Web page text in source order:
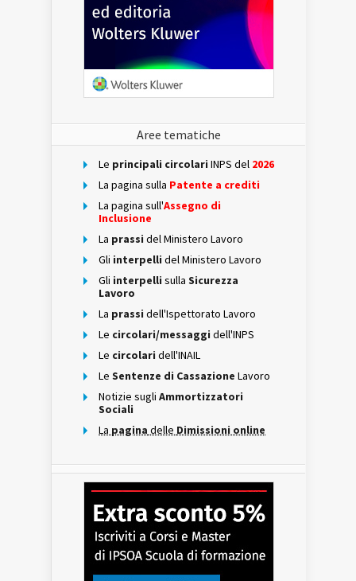
Aree tematiche
Le principali circolari INPS del 2026
La pagina sulla Patente a crediti
La pagina sull'Assegno di
Inclusione
La prassi del Ministero Lavoro
Gli interpelli del Ministero Lavoro
Gli interpelli sulla Sicurezza
Lavoro
La prassi dell'Ispettorato Lavoro
Le circolari/messaggi dell'INPS
Le circolari dell'INAIL
Le Sentenze di Cassazione Lavoro
Notizie sugli Ammortizzatori
Sociali
La pagina delle Dimissioni online